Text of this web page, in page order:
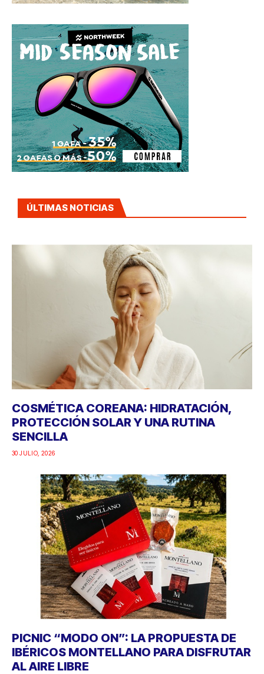
ÚLTIMAS NOTICIAS
COSMÉTICA COREANA: HIDRATACIÓN,
PROTECCIÓN SOLAR Y UNA RUTINA
SENCILLA
30 JULIO, 2026
PICNIC “MODO ON”: LA PROPUESTA DE
IBÉRICOS MONTELLANO PARA DISFRUTAR
AL AIRE LIBRE